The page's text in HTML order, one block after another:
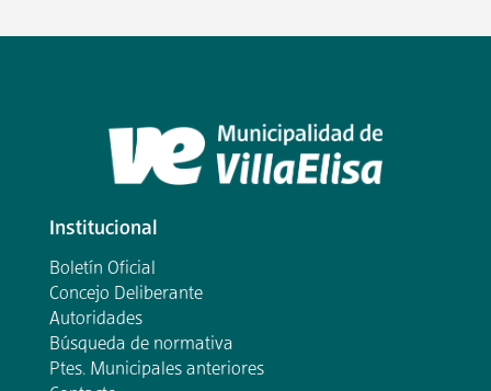
Institucional
Boletín Oficial
Concejo Deliberante
Autoridades
Búsqueda de normativa
Ptes. Municipales anteriores